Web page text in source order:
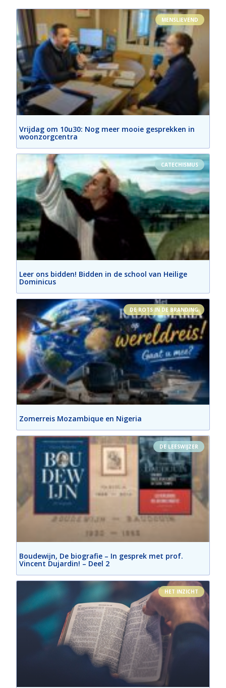
MENSLIEVEND
Vrijdag om 10u30: Nog meer mooie gesprekken in
woonzorgcentra
CATECHISMUS
Leer ons bidden! Bidden in de school van Heilige
Dominicus
DE ROTS IN DE BRANDING
Zomerreis Mozambique en Nigeria
DE LEESWIJZER
Boudewijn, De biografie – In gesprek met prof.
Vincent Dujardin! – Deel 2
HET INZICHT